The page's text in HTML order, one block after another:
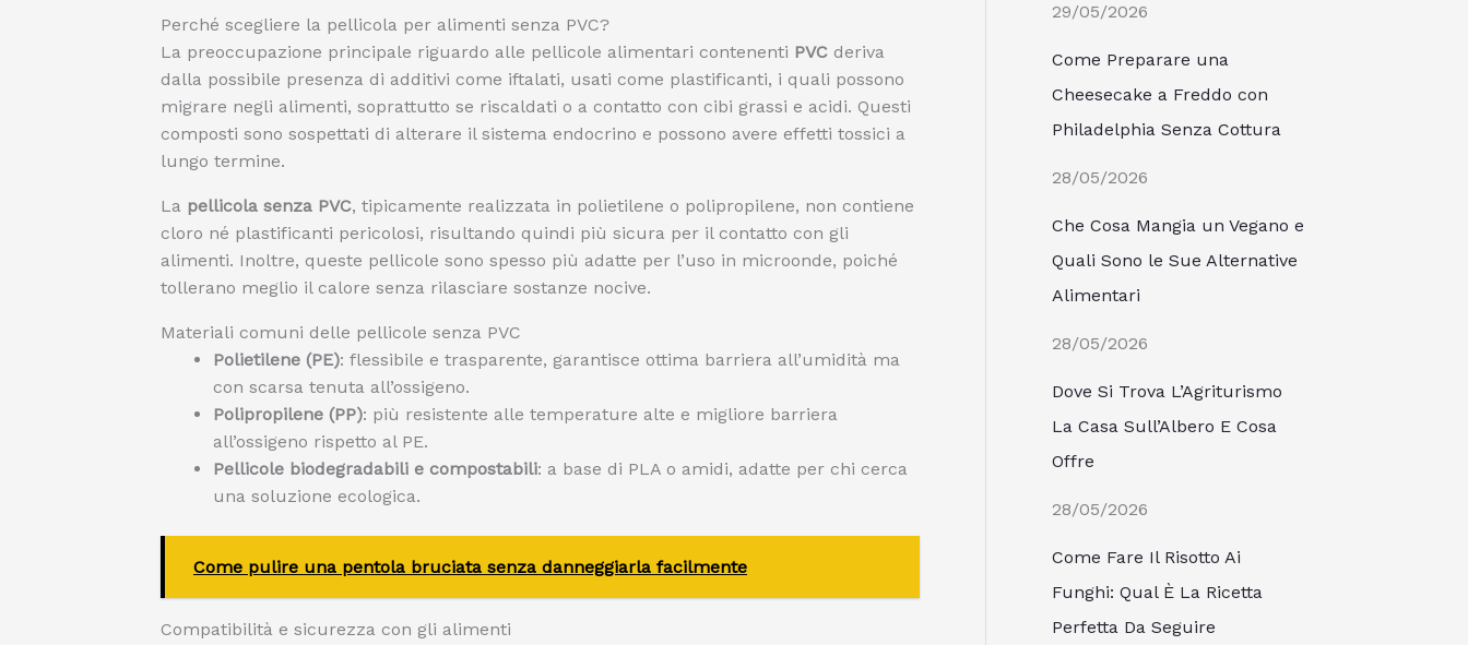
Perché scegliere la pellicola per alimenti senza PVC?
La preoccupazione principale riguardo alle pellicole alimentari contenenti PVC deriva
dalla possibile presenza di additivi come iftalati, usati come plastificanti, i quali possono
migrare negli alimenti, soprattutto se riscaldati o a contatto con cibi grassi e acidi. Questi
composti sono sospettati di alterare il sistema endocrino e possono avere effetti tossici a
lungo termine.
La pellicola senza PVC, tipicamente realizzata in polietilene o polipropilene, non contiene
cloro né plastificanti pericolosi, risultando quindi più sicura per il contatto con gli
alimenti. Inoltre, queste pellicole sono spesso più adatte per l’uso in microonde, poiché
tollerano meglio il calore senza rilasciare sostanze nocive.
Materiali comuni delle pellicole senza PVC
Polietilene (PE): flessibile e trasparente, garantisce ottima barriera all’umidità ma
con scarsa tenuta all’ossigeno.
Polipropilene (PP): più resistente alle temperature alte e migliore barriera
all’ossigeno rispetto al PE.
Pellicole biodegradabili e compostabili: a base di PLA o amidi, adatte per chi cerca
una soluzione ecologica.
Come pulire una pentola bruciata senza danneggiarla facilmente
Compatibilità e sicurezza con gli alimenti
29/05/2026
Come Preparare una
Cheesecake a Freddo con
Philadelphia Senza Cottura
28/05/2026
Che Cosa Mangia un Vegano e
Quali Sono le Sue Alternative
Alimentari
28/05/2026
Dove Si Trova L’Agriturismo
La Casa Sull’Albero E Cosa
Offre
28/05/2026
Come Fare Il Risotto Ai
Funghi: Qual È La Ricetta
Perfetta Da Seguire